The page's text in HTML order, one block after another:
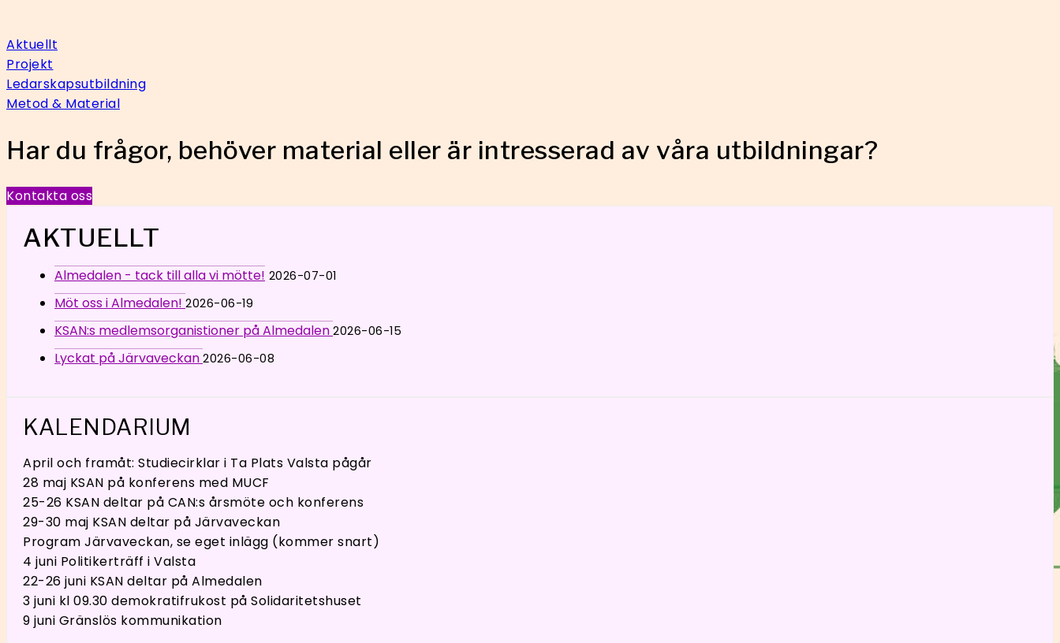
Aktuellt
Projekt
Ledarskapsutbildning
Metod & Material
Har du frågor, behöver material eller är intresserad av våra utbildningar?
Kontakta oss
AKTUELLT
Almedalen - tack till alla vi mötte! 2026-07-01
Möt oss i Almedalen! 2026-06-19
KSAN:s medlemsorganistioner på Almedalen 2026-06-15
Lyckat på Järvaveckan 2026-06-08
KALENDARIUM
April och framåt: Studiecirklar i Ta Plats Valsta pågår
28 maj KSAN på konferens med MUCF
25-26 KSAN deltar på CAN:s årsmöte och konferens
29-30 maj KSAN deltar på Järvaveckan
Program Järvaveckan, se eget inlägg (kommer snart)
4 juni Politikerträff i Valsta
22-26 juni KSAN deltar på Almedalen
3 juni kl 09.30 demokratifrukost på Solidaritetshuset
9 juni Gränslös kommunikation